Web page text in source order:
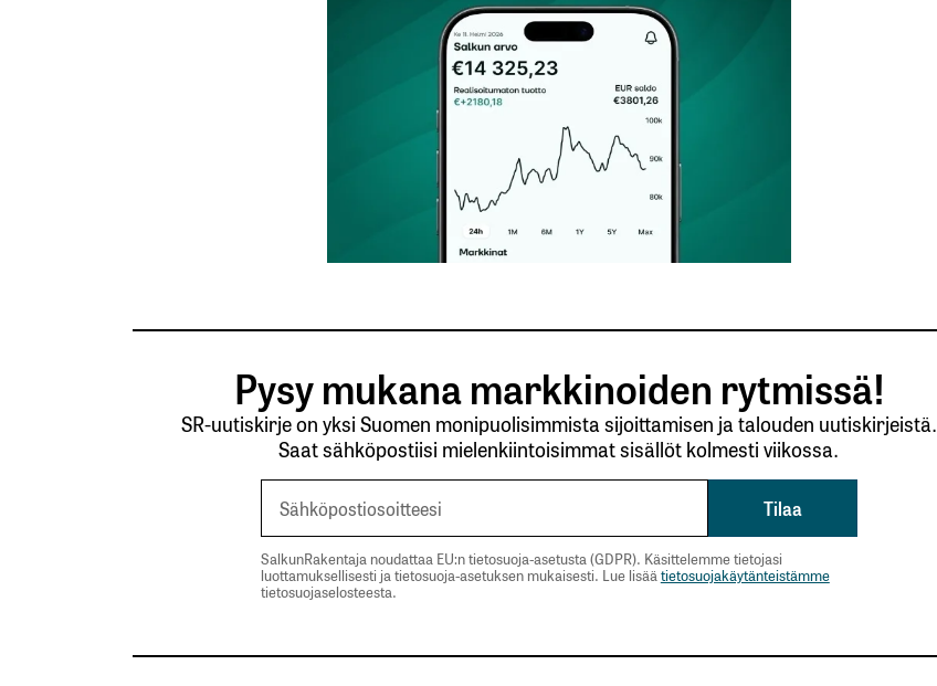
Sähköpostiosoitteesi
Pysy mukana markkinoiden rytmissä!
SR-uutiskirje on yksi Suomen monipuolisimmista sijoittamisen ja talouden uutiskirjeistä.
Saat sähköpostiisi mielenkiintoisimmat sisällöt kolmesti viikossa.
SalkunRakentaja noudattaa EU:n tietosuoja-asetusta (GDPR). Käsittelemme tietojasi
luottamuksellisesti ja tietosuoja-asetuksen mukaisesti. Lue lisäätietosuojakäytänteistämme
tietosuojaselosteesta.